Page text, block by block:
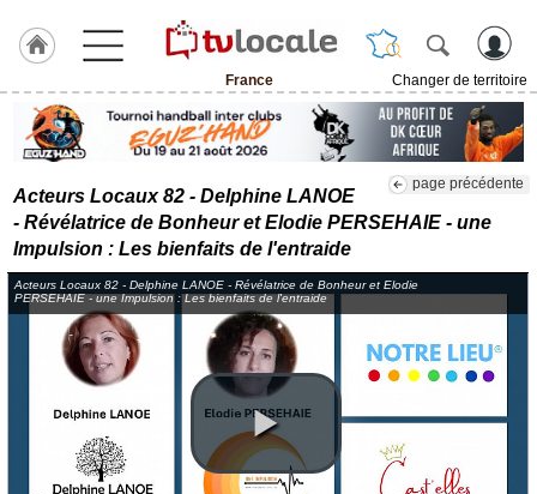
France
Changer de territoire
J'adhère
Hulcoq
TvLocale
France
Accueil
RUBRIQUES
page précédente
Acteurs Locaux 82 - Delphine LANOE
- Révélatrice de Bonheur et Elodie PERSEHAIE - une
Impulsion : Les bienfaits de l'entraide
Acteurs Locaux 82 - Delphine LANOE - Révélatrice de Bonheur et Elodie
PERSEHAIE - une Impulsion : Les bienfaits de l'entraide